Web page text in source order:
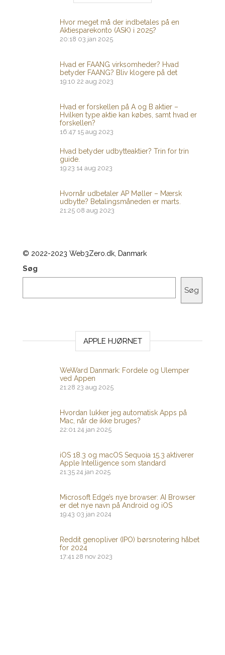
Hvor meget må der indbetales på en
Aktiesparekonto (ASK) i 2025?
20:18 03 jan 2025
Hvad er FAANG virksomheder? Hvad
betyder FAANG? Bliv klogere på det
19:10 22 aug 2023
Hvad er forskellen på A og B aktier –
Hvilken type aktie kan købes, samt hvad er
forskellen?
16:47 15 aug 2023
Hvad betyder udbytteaktier? Trin for trin
guide.
19:23 14 aug 2023
Hvornår udbetaler AP Møller – Mærsk
udbytte? Betalingsmåneden er marts.
21:25 08 aug 2023
© 2022-2023 Web3Zero.dk, Danmark
Søg
Søg
APPLE HJØRNET
WeWard Danmark: Fordele og Ulemper
ved Appen
21:28 23 aug 2025
Hvordan lukker jeg automatisk Apps på
Mac, når de ikke bruges?
22:01 24 jan 2025
iOS 18.3 og macOS Sequoia 15.3 aktiverer
Apple Intelligence som standard
21:35 24 jan 2025
Microsoft Edge’s nye browser: AI Browser
er det nye navn på Android og iOS
19:43 03 jan 2024
Reddit genopliver (IPO) børsnotering håbet
for 2024
17:41 28 nov 2023